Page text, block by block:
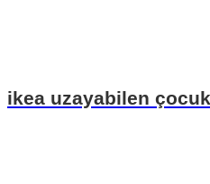
ikea uzayabilen